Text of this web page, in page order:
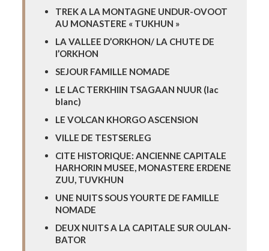
TREK A LA MONTAGNE UNDUR-OVOOT
AU MONASTERE « TUKHUN »
LA VALLEE D’ORKHON/ LA CHUTE DE
l’ORKHON
SEJOUR FAMILLE NOMADE
LE LAC TERKHIIN TSAGAAN NUUR (lac
blanc)
LE VOLCAN KHORGO ASCENSION
VILLE DE TESTSERLEG
CITE HISTORIQUE: ANCIENNE CAPITALE
HARHORIN MUSEE, MONASTERE ERDENE
ZUU, TUVKHUN
UNE NUITS SOUS YOURTE DE FAMILLE
NOMADE
DEUX NUITS A LA CAPITALE SUR OULAN-
BATOR